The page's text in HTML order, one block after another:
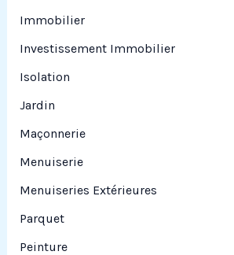
Immobilier
Investissement Immobilier
Isolation
Jardin
Maçonnerie
Menuiserie
Menuiseries Extérieures
Parquet
Peinture